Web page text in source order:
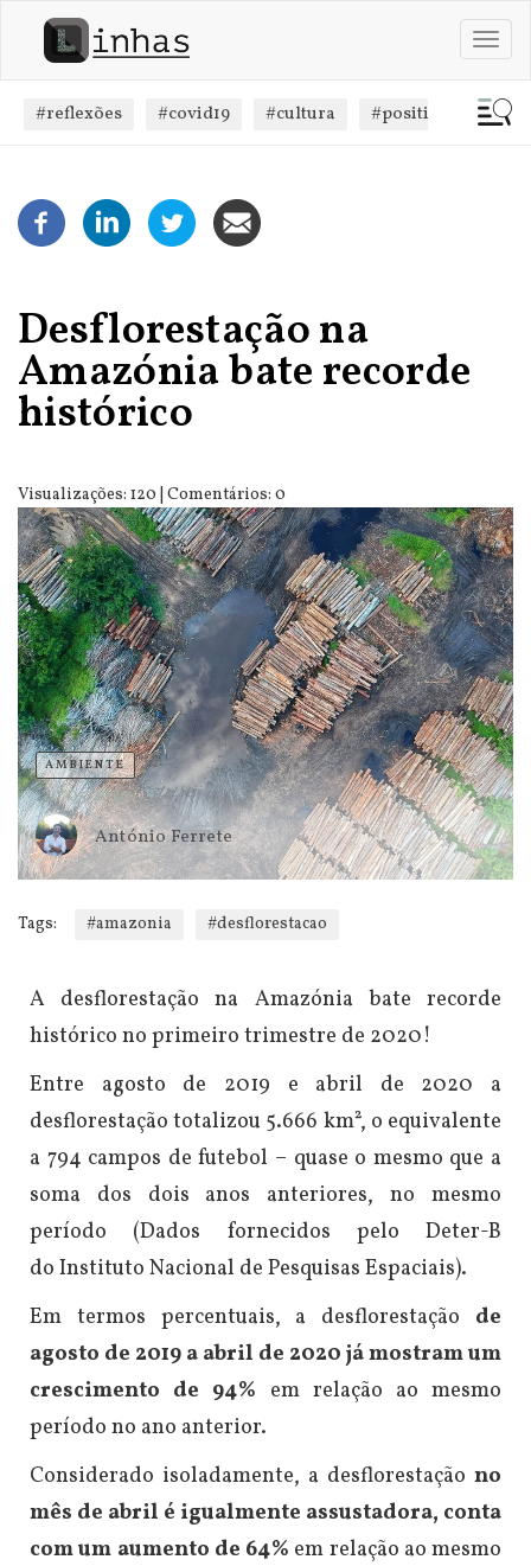
conteúdo
principal
#reflexões #covid19 #cultura #positivismo
Desflorestação na
Amazónia bate recorde
histórico
Visualizações: 120 | Comentários: 0
AMBIENTE
20/05/2020
António Ferrete
Tags: #amazonia #desflorestacao
A desflorestação na Amazónia bate recorde
histórico no primeiro trimestre de 2020!
Entre agosto de 2019 e abril de 2020 a
desflorestação totalizou 5.666 km², o equivalente
a 794 campos de futebol – quase o mesmo que a
soma dos dois anos anteriores, no mesmo
período (Dados fornecidos pelo Deter-B
do Instituto Nacional de Pesquisas Espaciais).
Em termos percentuais, a desflorestação de
agosto de 2019 a abril de 2020 já mostram um
crescimento de 94% em relação ao mesmo
período no ano anterior.
Considerado isoladamente, a desflorestação no
mês de abril é igualmente assustadora, conta
com um aumento de 64% em relação ao mesmo